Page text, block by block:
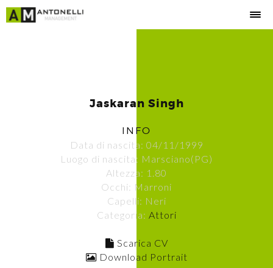
Jaskaran Singh
INFO
Data di nascita: 04/11/1999
Luogo di nascita: Marsciano(PG)
Altezza: 1.80
Occhi: Marroni
Capelli: Neri
Categoria: Attori
Scarica CV
Download Portrait